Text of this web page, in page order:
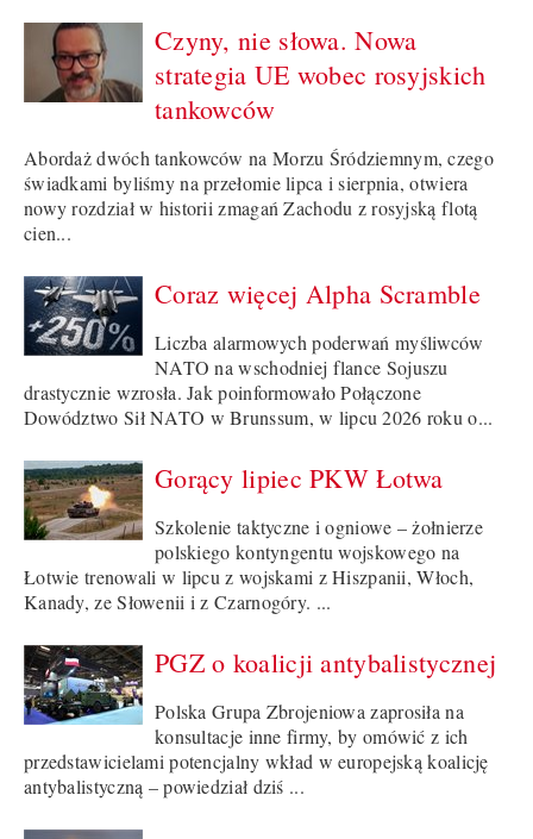
Czyny, nie słowa. Nowa
strategia UE wobec rosyjskich
tankowców
Abordaż dwóch tankowców na Morzu Śródziemnym, czego
świadkami byliśmy na przełomie lipca i sierpnia, otwiera
nowy rozdział w historii zmagań Zachodu z rosyjską flotą
cien...
Coraz więcej Alpha Scramble
Liczba alarmowych poderwań myśliwców
NATO na wschodniej flance Sojuszu
drastycznie wzrosła. Jak poinformowało Połączone
Dowództwo Sił NATO w Brunssum, w lipcu 2026 roku o...
Gorący lipiec PKW Łotwa
Szkolenie taktyczne i ogniowe – żołnierze
polskiego kontyngentu wojskowego na
Łotwie trenowali w lipcu z wojskami z Hiszpanii, Włoch,
Kanady, ze Słowenii i z Czarnogóry. ...
PGZ o koalicji antybalistycznej
Polska Grupa Zbrojeniowa zaprosiła na
konsultacje inne firmy, by omówić z ich
przedstawicielami potencjalny wkład w europejską koalicję
antybalistyczną – powiedział dziś ...